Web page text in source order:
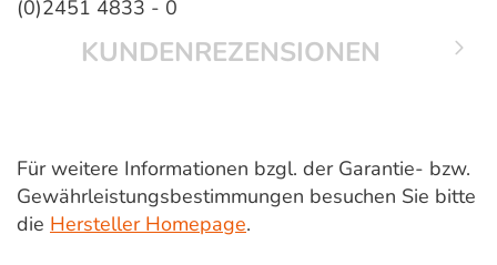
(0)2451 4833 - 0
KUNDENREZENSIONEN
Für weitere Informationen bzgl. der Garantie- bzw.
Gewährleistungsbestimmungen besuchen Sie bitte
die Hersteller Homepage.